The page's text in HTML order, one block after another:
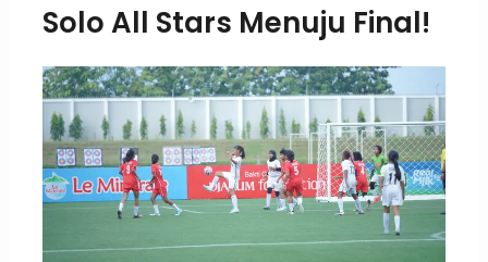
Solo All Stars Menuju Final!